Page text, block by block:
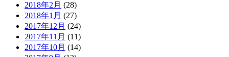
2018年2月 (28)
2018年1月 (27)
2017年12月 (24)
2017年11月 (11)
2017年10月 (14)